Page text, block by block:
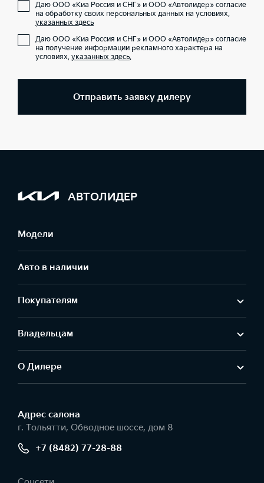
Даю ООО «Киа Россия и СНГ» и ООО «Автолидер» согласие
на обработку своих персональных данных на условиях,
указанных здесь
Даю ООО «Киа Россия и СНГ» и ООО «Автолидер» согласие
на получение информации рекламного характера на
условиях, указанных здесь.
Отправить заявку дилеру
АВТОЛИДЕР
Модели
Авто в наличии
Покупателям
Владельцам
О Дилере
Адрес салонa
г. Тольятти, Обводное шоссе, дом 8
+7 (8482) 77-28-88